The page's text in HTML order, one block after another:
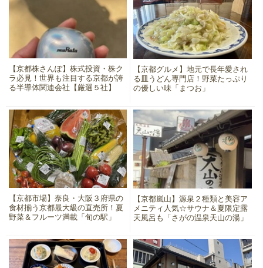
【京都株さんぽ】株式投資・株ク
ラ必見！世界も注目する京都が誇
る半導体関連会社【厳選５社】
【京都グルメ】地元で長年愛され
る皿うどん専門店！野菜たっぷり
の優しい味「まつお」
【京都市場】奈良・大阪３府県の
食材揃う京都最大級の直売所！夏
野菜＆フルーツ満載「旬の駅」
【京都嵐山】源泉２種類と美容ア
メニティ人気☆サウナ＆夏限定露
天風呂も「さがの温泉天山の湯」